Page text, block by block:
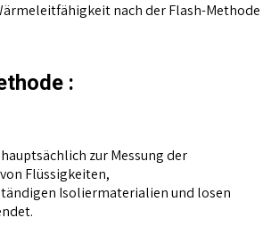
nach der Flash-Methode
:
zur Messung der
Flüssigkeiten,
Isoliermaterialien und losen